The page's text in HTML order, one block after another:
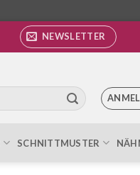
NEWSLETTER
SCHNITTMUSTER